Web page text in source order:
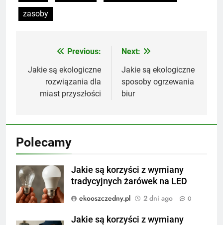
zasoby
Nawigacja
wpisu
Previous:
Jakie są ekologiczne
rozwiązania dla
miast przyszłości
Next:
Jakie są ekologiczne
sposoby ogrzewania
biur
Polecamy
Jakie są korzyści z wymiany
tradycyjnych żarówek na LED
ekooszczedny.pl
2 dni ago 0
Jakie są korzyści z wymiany